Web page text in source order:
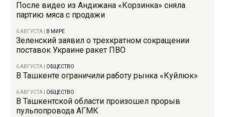
После видео из Андижана «Корзинка» сняла
партию мяса с продажи
6 АВГУСТА В МИРЕ
Зеленский заявил о трехкратном сокращении
поставок Украине ракет ПВО
6 АВГУСТА ОБЩЕСТВО
В Ташкенте ограничили работу рынка «Куйлюк»
6 АВГУСТА ОБЩЕСТВО
В Ташкентской области произошел прорыв
пульпопровода АГМК